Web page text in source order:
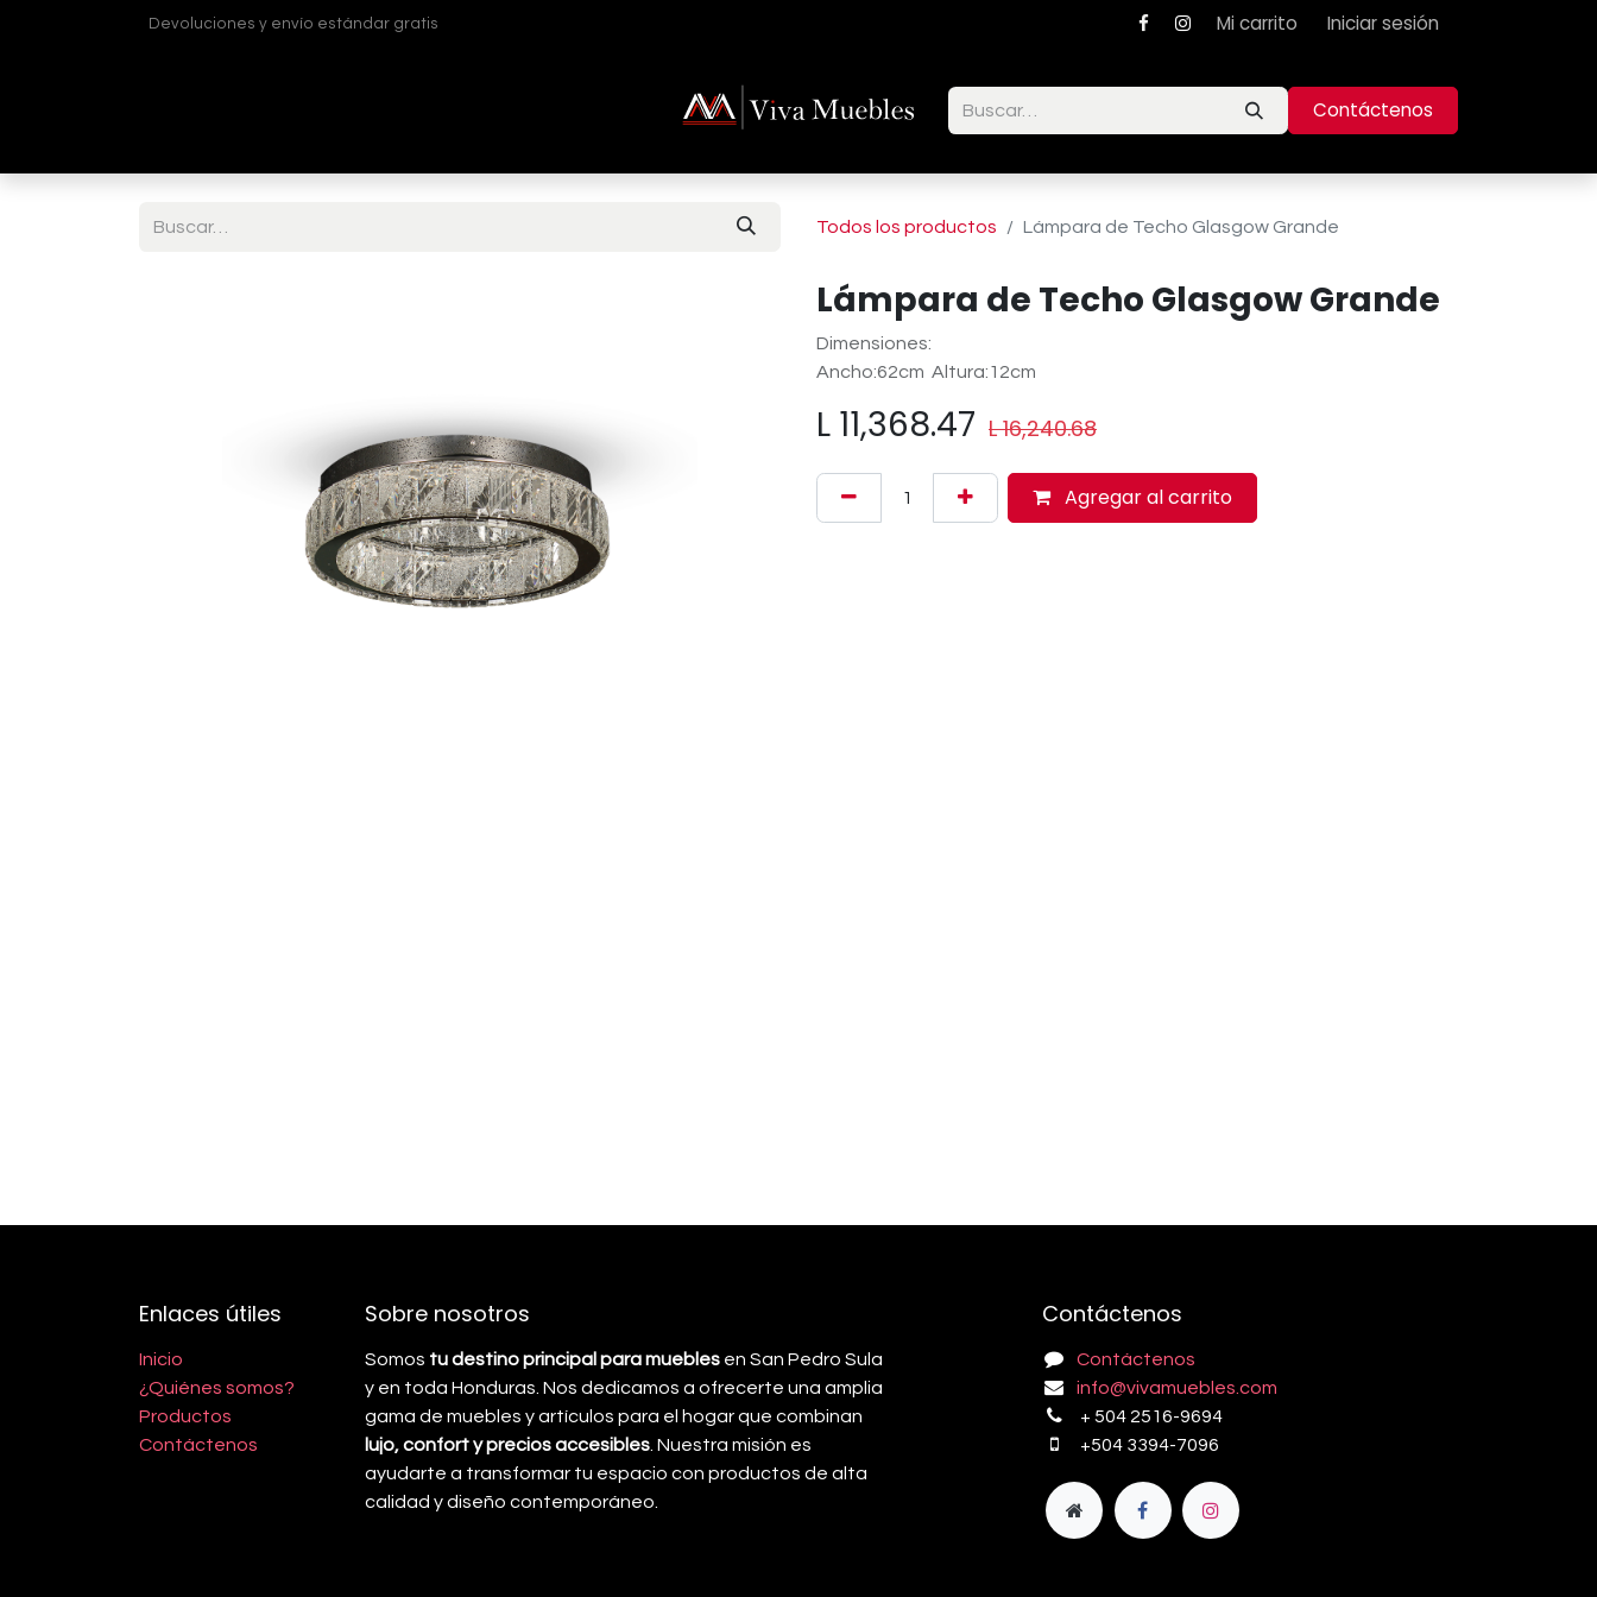
Devoluciones y envío estándar gratis Mi carrito Iniciar sesión
Contáctenos
Todos los productos Lámpara de Techo Glasgow Grande
Lámpara de Techo Glasgow Grande
Dimensiones:
Ancho:62cm Altura:12cm
L 11,368.47 L16,240.68
Agregar al carrito
Enlaces útiles
Inicio
¿Quiénes somos?
Productos
Contáctenos
Sobre nosotros
Somos tu destino principal para muebles en San Pedro Sula
y en toda Honduras. Nos dedicamos a ofrecerte una amplia
gama de muebles y artículos para el hogar que combinan
lujo, confort y precios accesibles . Nuestra misión es
ayudarte a transformar tu espacio con productos de alta
calidad y diseño contemporáneo.
Contáctenos
Contáctenos
info@vivamuebles.com
+ 504 2516-9694
+504 3394-7096